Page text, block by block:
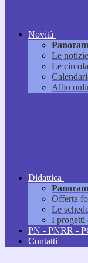
Novità
Le notizie
Le
Albo
Didattica
Offerta
Le
I progetti
PN - PNRR -
Contatti